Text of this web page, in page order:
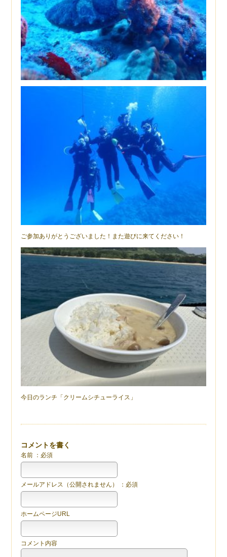
ご参加ありがとうございました！また遊びに来てください！
今日のランチ「クリームシチューライス」
コメントを書く
名前 ：必須
メールアドレス（公開されません） ：必須
ホームページURL
コメント内容